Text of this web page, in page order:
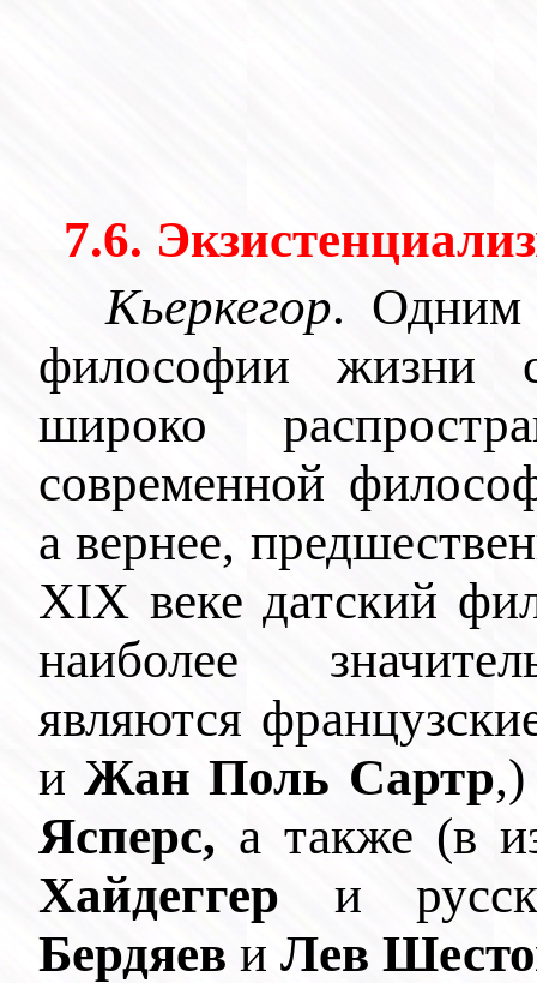
7.6.
Кьеркегор. Одним
философии жизни
широко
современной
а вернее,
XIX веке датский
наиболее
являются
иЖан Поль Сартр
Ясперс, а также (в
Хайдеггер и
Бердяев и Лев